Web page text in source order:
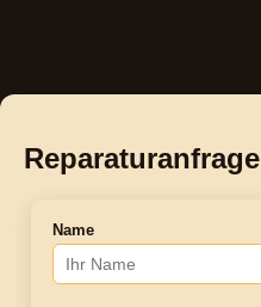
Reparaturanfrage
Name